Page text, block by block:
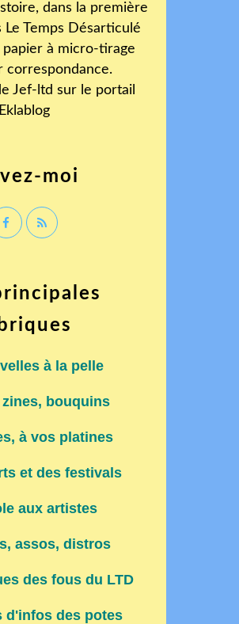
dans la première
Temps Désarticulé
à micro-tirage
correspondance.
Jef-ltd sur le portail
Eklablog
moi
à la pelle
bouquins
à vos platines
et des festivals
aux artistes
assos, distros
des fous du LTD
d'infos des potes